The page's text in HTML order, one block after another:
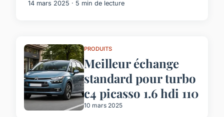
14 mars 2025 · 5 min de lecture
PRODUITS
Meilleur échange
standard pour turbo
c4 picasso 1.6 hdi 110
10 mars 2025